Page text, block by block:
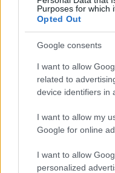
Purposes for which
Opted Out
Google consents
I want to allow
related to
device identifiers in
I want to allow my
Google for online
I want to allow
personalized
07/08/2026
‘Chiqui-Clan’ llega
con los
populares de
07/08/2026
Un paseo por las
(XIV)